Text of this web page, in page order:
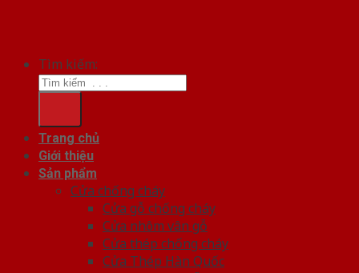
Tìm kiếm:
Trang chủ
Giới thiệu
Sản phẩm
Cửa chống cháy
Cửa gỗ chống cháy
Cửa nhôm vân gỗ
Cửa thép chống cháy
Cửa Thép Hàn Quốc